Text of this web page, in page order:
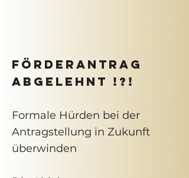
Förderantrag
abgelehnt !?!
Formale Hürden bei der
Antragstellung in Zukunft
überwinden